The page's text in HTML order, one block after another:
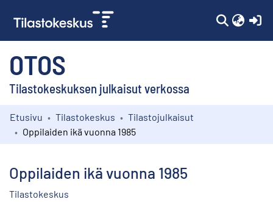
OTOS
Tilastokeskuksen julkaisut verkossa
Kokoelmat
Etusivu Tilastokeskus
Tilastojulkaisut
Oppilaiden ikä vuonna 1985
Oppilaiden ikä vuonna 1985
Tilastokeskus